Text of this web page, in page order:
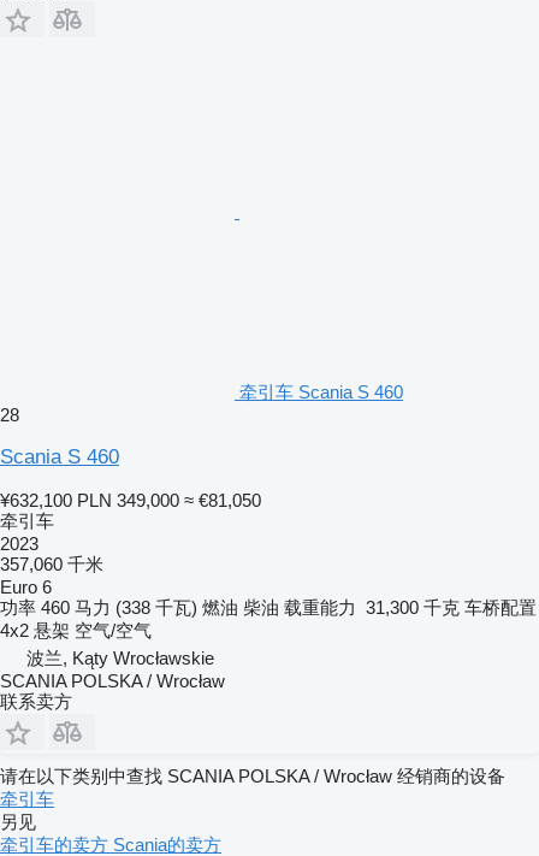
牵引车 Scania S 460
28
Scania S 460
¥632,100 PLN 349,000 ≈ €81,050
牵引车
2023
357,060 千米
Euro 6
功率 460 马力 (338 千瓦) 燃油 柴油 载重能力 31,300 千克 车桥配置
4x2 悬架 空气/空气
波兰, Kąty Wrocławskie
SCANIA POLSKA / Wrocław
联系卖方
请在以下类别中查找 SCANIA POLSKA / Wrocław 经销商的设备
牵引车
另见
牵引车的卖方 Scania的卖方